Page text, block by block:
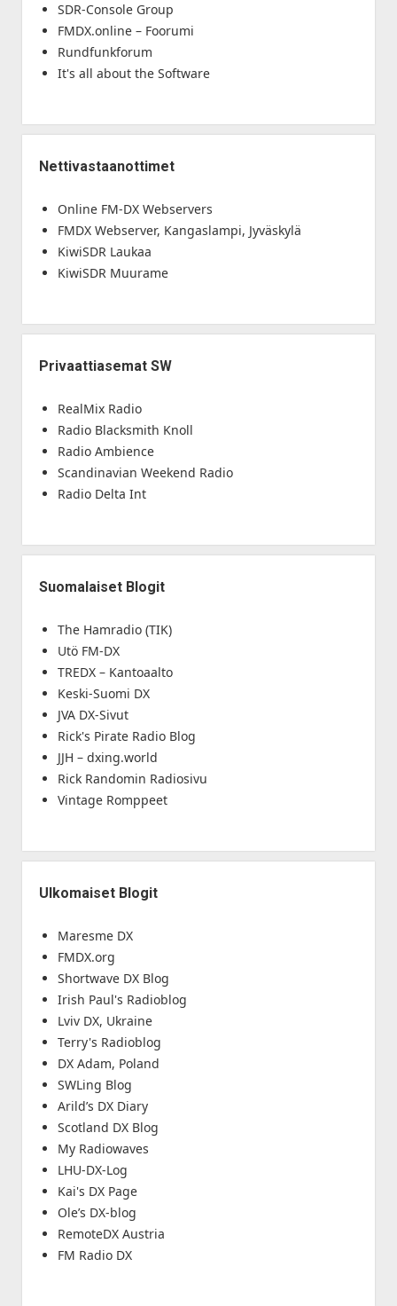
SDR-Console Group
FMDX.online – Foorumi
Rundfunkforum
It's all about the Software
Nettivastaanottimet
Online FM-DX Webservers
FMDX Webserver, Kangaslampi, Jyväskylä
KiwiSDR Laukaa
KiwiSDR Muurame
Privaattiasemat SW
RealMix Radio
Radio Blacksmith Knoll
Radio Ambience
Scandinavian Weekend Radio
Radio Delta Int
Suomalaiset Blogit
The Hamradio (TIK)
Utö FM-DX
TREDX – Kantoaalto
Keski-Suomi DX
JVA DX-Sivut
Rick's Pirate Radio Blog
JJH – dxing.world
Rick Randomin Radiosivu
Vintage Romppeet
Ulkomaiset Blogit
Maresme DX
FMDX.org
Shortwave DX Blog
Irish Paul's Radioblog
Lviv DX, Ukraine
Terry's Radioblog
DX Adam, Poland
SWLing Blog
Arild’s DX Diary
Scotland DX Blog
My Radiowaves
LHU-DX-Log
Kai's DX Page
Ole’s DX-blog
RemoteDX Austria
FM Radio DX